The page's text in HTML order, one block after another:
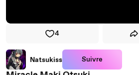
4
Natsukiss Suivre